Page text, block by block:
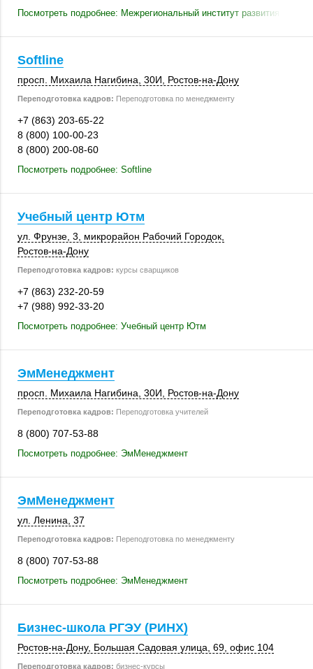
Посмотреть подробнее: Межрегиональный институт развития
Softline
просп. Михаила Нагибина, 30И Ростов-на-Дону
Переподготовка кадров: Переподготовка по менеджменту
+7 (863) 203-65-22
8 (800) 100-00-23
8 (800) 200-08-60
Посмотреть подробнее: Softline
Учебный центр Ютм
ул. Фрунзе, 3 , микрорайон Рабочий Городок,
Ростов-на-Дону
Переподготовка кадров: курсы сварщиков
+7 (863) 232-20-59
+7 (988) 992-33-20
Посмотреть подробнее: Учебный центр Ютм
ЭмМенеджмент
просп. Михаила Нагибина, 30И Ростов-на-Дону
Переподготовка кадров: Переподготовка учителей
8 (800) 707-53-88
Посмотреть подробнее: ЭмМенеджмент
ЭмМенеджмент
ул. Ленина, 37
Переподготовка кадров: Переподготовка по менеджменту
8 (800) 707-53-88
Посмотреть подробнее: ЭмМенеджмент
Бизнес-школа РГЭУ (РИНХ)
Ростов-на-Дону, Большая Садовая улица, 69, офис 104
Переподготовка кадров: бизнес-курсы